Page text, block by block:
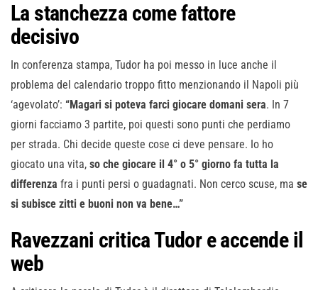
La stanchezza come fattore
decisivo
In conferenza stampa, Tudor ha poi messo in luce anche il
problema del calendario troppo fitto menzionando il Napoli più
‘agevolato’: “Magari si poteva farci giocare domani sera. In 7
giorni facciamo 3 partite, poi questi sono punti che perdiamo
per strada. Chi decide queste cose ci deve pensare. Io ho
giocato una vita, so che giocare il 4° o 5° giorno fa tutta la
differenza fra i punti persi o guadagnati. Non cerco scuse, ma se
si subisce zitti e buoni non va bene…”
Ravezzani critica Tudor e accende il
web